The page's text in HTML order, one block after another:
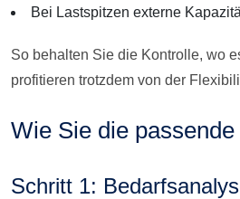
Bei Lastspitzen externe
So behalten Sie die Kontrolle, wo
profitieren trotzdem von der
Wie Sie die
Schritt 1: